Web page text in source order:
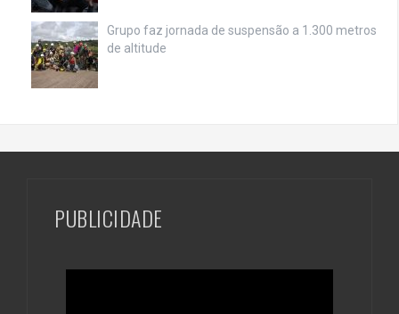
Grupo faz jornada de suspensão a 1.300 metros
de altitude
PUBLICIDADE